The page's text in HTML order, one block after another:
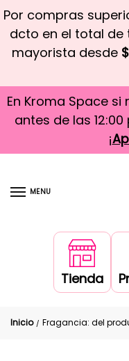
Por compras
dcto en el total
mayorista desde
En Kroma Space
antes de las
¡
MENU
Tienda
Inicio / Fragancia: del